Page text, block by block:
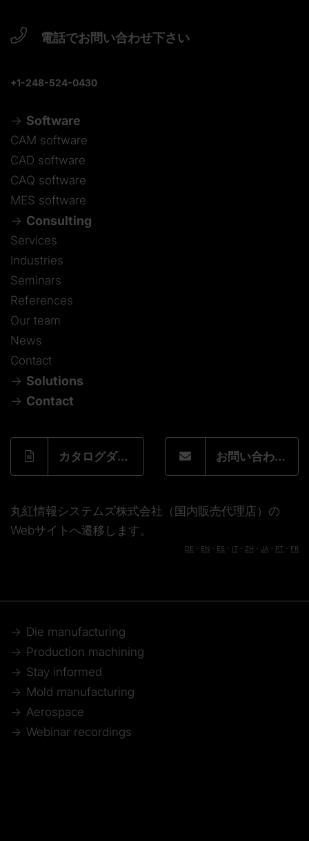
電話でお問い合わせ下さい
+1-248-524-0430
Software
CAM software
CAD software
CAQ software
MES software
Consulting
Services
Industries
Seminars
References
Our team
News
Contact
Solutions
Contact
カタログダウンロードフォーム お問い合わせフォーム
丸紅情報システムズ株式会社（国内販売代理店）の
Webサイトへ遷移します。
DE EN ES IT ZH JA PT FR
Die manufacturing
Production machining
Stay informed
Mold manufacturing
Aerospace
Webinar recordings